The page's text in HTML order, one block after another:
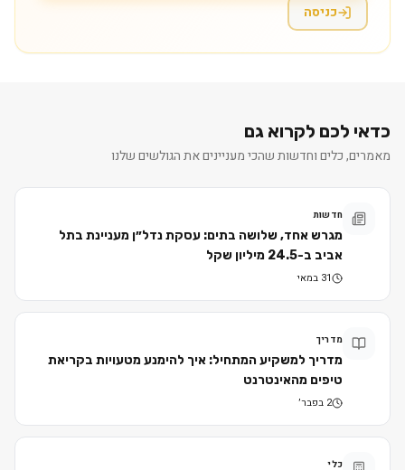
כניסה
כדאי לכם לקרוא גם
מאמרים, כלים וחדשות שהכי מעניינים את הגולשים שלנו
חדשות
מגרש אחד, שלושה בתים: עסקת נדל״ן מעניינת בתל
אביב ב-24.5 מיליון שקל
31 במאי
מדריך
מדריך למשקיע המתחיל: איך להימנע מטעויות בקריאת
טיפים מהאינטרנט
2 בפבר׳
כלי